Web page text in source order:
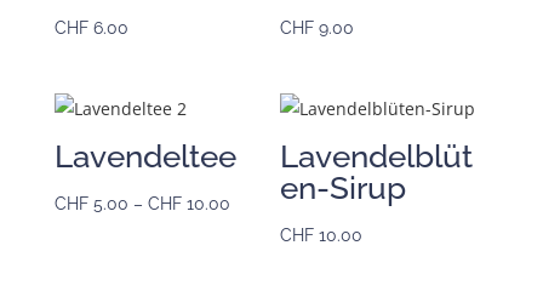
CHF6.00 CHF 9.00
Lavendeltee
CHF5.00 – CHF10.00Preisspanne:
CHF 5.00
Lavendelblüt
en-Sirup
CHF 10.00